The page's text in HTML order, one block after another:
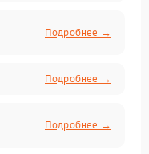
Подробнее →
Подробнее →
Подробнее →